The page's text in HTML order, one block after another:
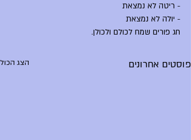
- ריטה לא נמצאת
- יולה לא נמצאת
חג פורים שמח לכולם ולכולן.
פוסטים אחרונים הצג הכול